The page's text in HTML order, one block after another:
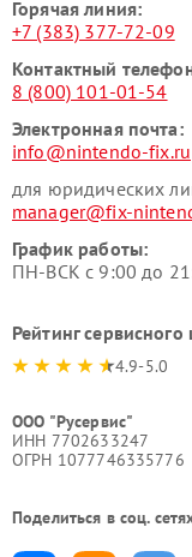
Горячая линия:
+7 (383) 377-72-09
Контактный
8 (800) 101-01-54
Электронная почта:
info@nintendo-fix.ru
для юридических
manager@fix-
График работы:
ПН-ВСК с 9:00 до
Рейтинг сервисного
4.9-5.0
ООО "Русервис"
ИНН 7702633247
ОГРН 1077746335776
Поделиться в соц.